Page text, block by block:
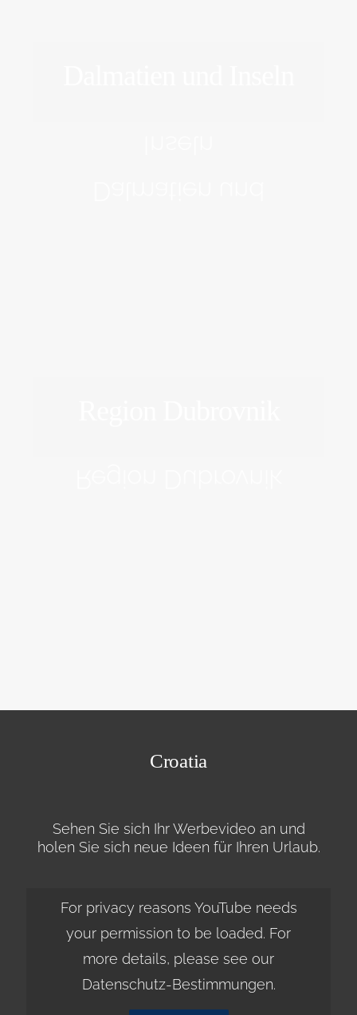
Croatia
Sehen Sie sich Ihr Werbevideo an und
holen Sie sich neue Ideen für Ihren Urlaub.
For privacy reasons YouTube needs
your permission to be loaded. For
more details, please see our
Datenschutz-Bestimmungen.